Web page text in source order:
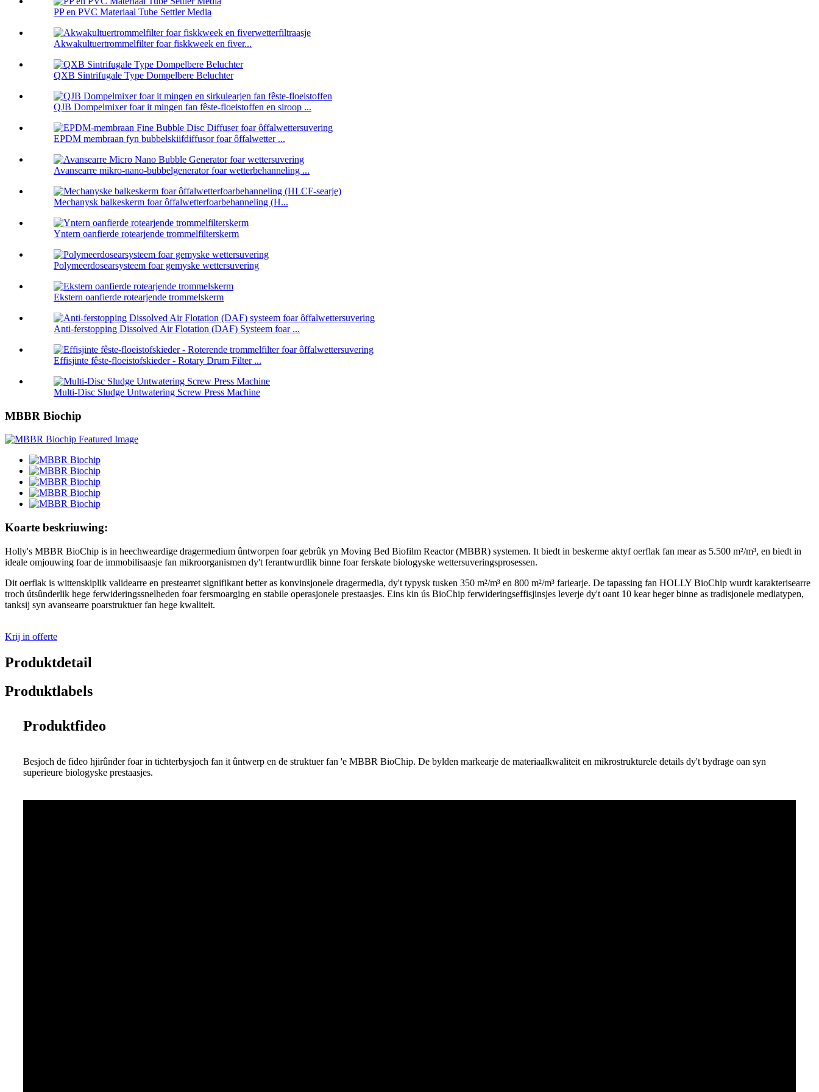
PP en PVC Materiaal Tube Settler Media
Akwakultuertrommelfilter foar fiskkweek en fiver...
QXB Sintrifugale Type Dompelbere Beluchter
QJB Dompelmixer foar it mingen fan fêste-floeistoffen en siroop ...
EPDM membraan fyn bubbelskiifdiffusor foar ôffalwetter ...
Avansearre mikro-nano-bubbelgenerator foar wetterbehanneling ...
Mechanysk balkeskerm foar ôffalwetterfoarbehanneling (H...
Yntern oanfierde rotearjende trommelfilterskerm
Polymeerdosearsysteem foar gemyske wettersuvering
Ekstern oanfierde rotearjende trommelskerm
Anti-ferstopping Dissolved Air Flotation (DAF) Systeem foar ...
Effisjinte fêste-floeistofskieder - Rotary Drum Filter ...
Multi-Disc Sludge Untwatering Screw Press Machine
MBBR Biochip
Koarte beskriuwing:
Holly's MBBR BioChip is in heechweardige dragermedium ûntworpen foar gebrûk yn Moving Bed Biofilm Reactor (MBBR) systemen. It biedt in beskerme aktyf oerflak fan mear as 5.500 m²/m³, en biedt in
ideale omjouwing foar de immobilisaasje fan mikroorganismen dy't ferantwurdlik binne foar ferskate biologyske wettersuveringsprosessen.
Dit oerflak is wittenskiplik validearre en prestearret signifikant better as konvinsjonele dragermedia, dy't typysk tusken 350 m²/m³ en 800 m²/m³ fariearje. De tapassing fan HOLLY BioChip wurdt karakterisearre
troch útsûnderlik hege ferwideringssnelheden foar fersmoarging en stabile operasjonele prestaasjes. Eins kin ús BioChip ferwideringseffisjinsjes leverje dy't oant 10 kear heger binne as tradisjonele mediatypen,
tanksij syn avansearre poarstruktuer fan hege kwaliteit.
Krij in offerte
Produktdetail
Produktlabels
Produktfideo
Besjoch de fideo hjirûnder foar in tichterbysjoch fan it ûntwerp en de struktuer fan 'e MBBR BioChip. De bylden markearje de materiaalkwaliteit en mikrostrukturele details dy't bydrage oan syn
superieure biologyske prestaasjes.